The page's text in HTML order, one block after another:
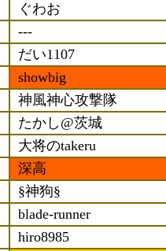
ぐわお
---
だい1107
showbig
神風神心攻撃隊
たかし@茨城
大将のtakeru
深高
§神狗§
blade-runner
hiro8985